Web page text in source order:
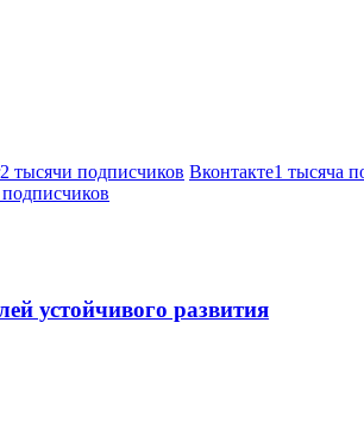
2 тысячи подписчиков Вконтакте1 тысяча
устойчивого развития